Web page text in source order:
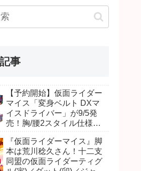
事
【予約開始】仮面ライダー
マイス「変身ベルト DXマ
イスドライバー」が9/5発
売！胸/腰2スタイル仕様！
ッシュ、ジャオ/バイト、ケ
イ/ショットボーンバックル
も！
『仮面ライダーマイス』脚
本は荒川稔久さん！十二支
同盟の仮面ライダーティグ